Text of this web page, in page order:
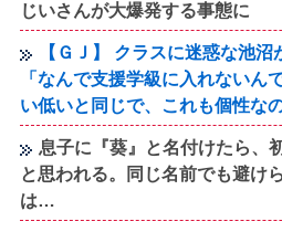
じいさんが大爆発する事態に
【ＧＪ】 クラスに迷惑な池
「なんで支援学級に入れないん
い低いと同じで、これも個性な
息子に『葵』と名付けたら、
と思われる。同じ名前でも避け
は…